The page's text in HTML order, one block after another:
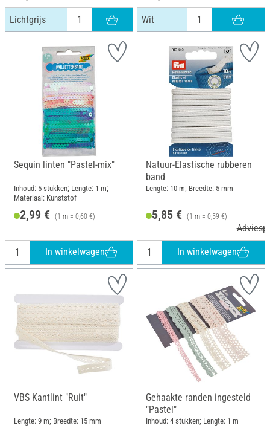
Lichtgrijs Wit
Sequin linten "Pastel-mix"
Inhoud: 5 stukken; Lengte: 1 m;
Materiaal: Kunststof
2,99 € (1 m = 0,60 €)
In winkelwagen
Natuur-Elastische rubberen
band
Lengte: 10 m; Breedte: 5 mm
5,85 € (1 m = 0,59 €)
In winkelwagen
VBS Kantlint "Ruit"
Lengte: 9 m; Breedte: 15 mm
Gehaakte randen ingesteld
"Pastel"
Inhoud: 4 stukken; Lengte: 1 m